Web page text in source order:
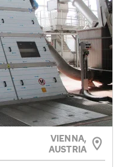
VIENNA,
AUSTRIA